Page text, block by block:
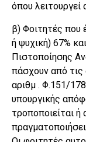
όπου λειτουργεί
β) Φοιτητές που
ή ψυχική) 67%
Πιστοποίησης
πάσχουν από
αριθμ . Φ.151/
υπουργικής
τροποποιείται ή